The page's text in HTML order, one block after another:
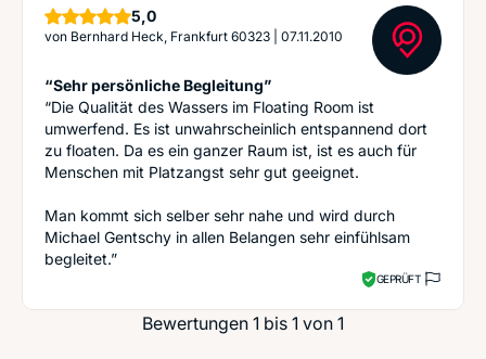
5,0Sterne
von Bernhard Heck, Frankfurt 60323 07.11.2010
“Sehr persönliche Begleitung”
“Die Qualität des Wassers im Floating Room ist
umwerfend. Es ist unwahrscheinlich entspannend dort
zu floaten. Da es ein ganzer Raum ist, ist es auch für
Menschen mit Platzangst sehr gut geeignet.
Man kommt sich selber sehr nahe und wird durch
Michael Gentschy in allen Belangen sehr einfühlsam
begleitet.”
GEPRÜFT
Bewertungen 1 bis 1 von 1